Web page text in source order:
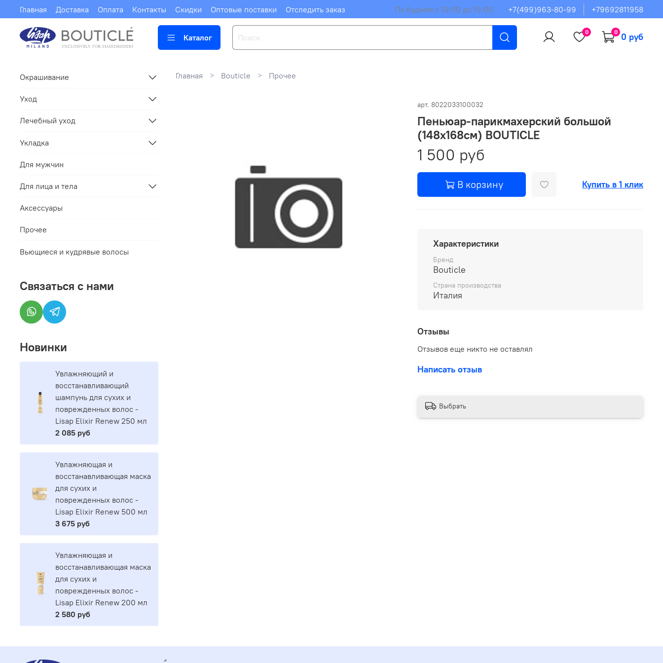
Главная Доставка Оплата Контакты Скидки Оптовые поставки Отследить заказ По будням с 10:00 до 19:00 +7(499)963-80-99 +79692811958
Каталог
0 0 0 руб
Главная Bouticle Прочее
арт. 8022033100032
Пеньюар-парикмахерский большой
(148х168см) BOUTICLE
1 500 руб
В корзину Купить в 1 клик
Характеристики
Бренд
Bouticle
Страна производства
Италия
Отзывы
Отзывов еще никто не оставлял
Написать отзыв
Выбрать
Окрашивание
Уход
Лечебный уход
Укладка
Для мужчин
Для лица и тела
Аксессуары
Прочее
Вьющиеся и кудрявые волосы
Связаться с нами
Новинки
Увлажняющий и
восстанавливающий
шампунь для сухих и
поврежденных волос -
Lisap Elixir Renew 250 мл
2 085 руб
Увлажняющая и
восстанавливающая маска
для сухих и
поврежденных волос -
Lisap Elixir Renew 500 мл
3 675 руб
Увлажняющая и
восстанавливающая маска
для сухих и
поврежденных волос -
Lisap Elixir Renew 200 мл
2 580 руб